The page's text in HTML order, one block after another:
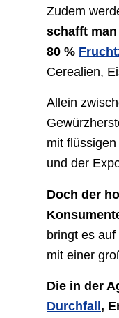
Zudem
schafft
80 %
Cerealien,
Allein
mit
und der
Doch der
bringt es
mit einer
Die in der
Durchfall,